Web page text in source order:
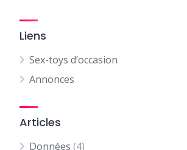
Liens
Sex-toys d’occasion
Annonces
Articles
Données (4)